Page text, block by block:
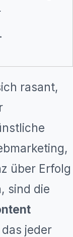
rasant,
über Erfolg
sind die
jeder